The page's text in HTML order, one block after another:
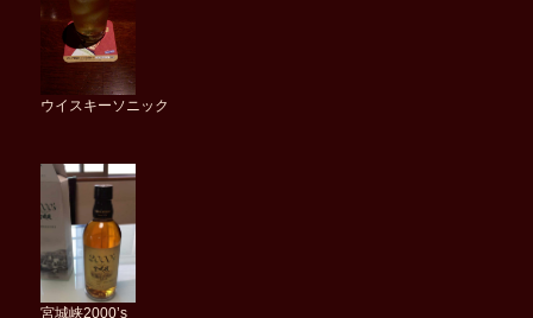
ウイスキーソニック
宮城峡2000’s